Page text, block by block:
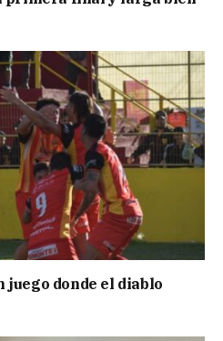
juego donde el diablo